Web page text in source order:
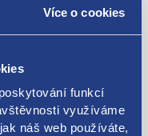
Více o cookies
funkcí
využíváme
náš web používáte,